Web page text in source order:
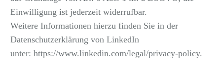
Einwilligung ist jederzeit widerrufbar.
Weitere Informationen hierzu finden Sie in der
Datenschutzerklärung von LinkedIn
unter: https://www.linkedin.com/legal/privacy-policy.